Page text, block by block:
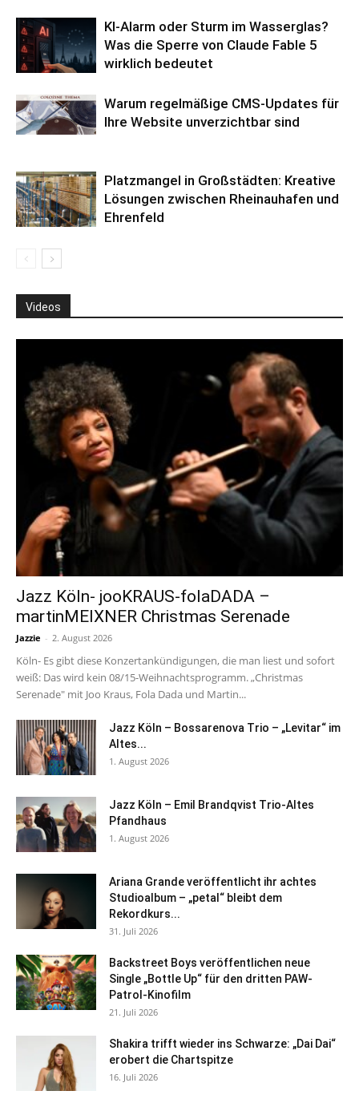
KI-Alarm oder Sturm im Wasserglas?
Was die Sperre von Claude Fable 5
wirklich bedeutet
Warum regelmäßige CMS-Updates für
Ihre Website unverzichtbar sind
Platzmangel in Großstädten: Kreative
Lösungen zwischen Rheinauhafen und
Ehrenfeld
Videos
Jazz Köln- jooKRAUS-folaDADA –
martinMEIXNER Christmas Serenade
Jazzie - 2. August 2026
Köln- Es gibt diese Konzertankündigungen, die man liest und sofort
weiß: Das wird kein 08/15-Weihnachtsprogramm. „Christmas
Serenade" mit Joo Kraus, Fola Dada und Martin...
Jazz Köln – Bossarenova Trio – „Levitar“ im
Altes...
1. August 2026
Jazz Köln – Emil Brandqvist Trio-Altes
Pfandhaus
1. August 2026
Ariana Grande veröffentlicht ihr achtes
Studioalbum – „petal“ bleibt dem
Rekordkurs...
31. Juli 2026
Backstreet Boys veröffentlichen neue
Single „Bottle Up“ für den dritten PAW-
Patrol-Kinofilm
21. Juli 2026
Shakira trifft wieder ins Schwarze: „Dai Dai“
erobert die Chartspitze
16. Juli 2026